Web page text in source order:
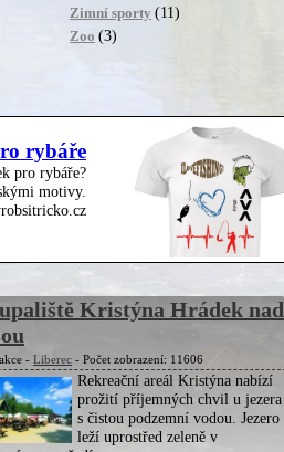
Zimní sporty (11)
Zoo (3)
rybáře
pro rybáře?
motivy.
Kristýna Hrádek nad
- Liberec - Počet zobrazení: 11606
Rekreační areál Kristýna nabízí
prožití příjemných chvil u jezera
s čistou podzemní vodou. Jezero
leží uprostřed zeleně v